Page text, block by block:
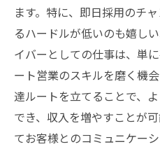
豊川の軽貨物配達業
た生活を手に入れよう
ます。特に、即日採用のチ
るハードルが低いのも嬉し
イバーとしての仕事は、単
ート営業のスキルを磨く機
達ルートを立てることで、
でき、収入を増やすことが
てお客様とのコミュニケー